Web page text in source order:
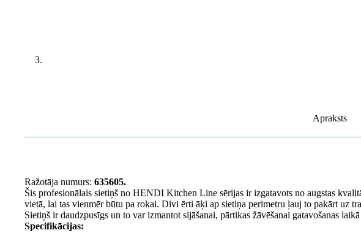
Apraksts
Ražotāja numurs: 635605.
Šis profesionālais sietiņš no HENDI Kitchen Line sērijas ir izgatavots no augstas
vietā, lai tas vienmēr būtu pa rokai. Divi ērti āķi ap ​​sietiņa perimetru ļauj to pakārt uz
Sietiņš ir daudzpusīgs un to var izmantot sijāšanai, pārtikas žāvēšanai gatavošanas
Specifikācijas: